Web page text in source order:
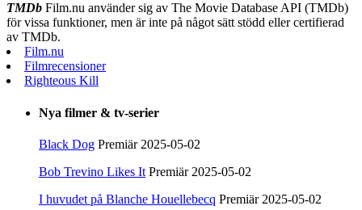
TMDb Film.nu använder sig av The Movie Database API (TMDb)
för vissa funktioner, men är inte på något sätt stödd eller certifierad
av TMDb.
Film.nu
Filmrecensioner
Righteous Kill
Nya filmer & tv-serier
Black Dog Premiär 2025-05-02
Bob Trevino Likes It Premiär 2025-05-02
I huvudet på Blanche Houellebecq Premiär 2025-05-02